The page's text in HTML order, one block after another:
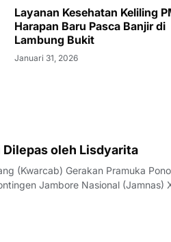
Layanan Kesehatan Keliling
Harapan Baru Pasca Banjir di
Lambung Bukit
Januari 31, 2026
Dilepas oleh Lisdyarita
(Kwarcab) Gerakan Pramuka
Jambore Nasional (Jamnas)
khidmat dan penuh semangat ini